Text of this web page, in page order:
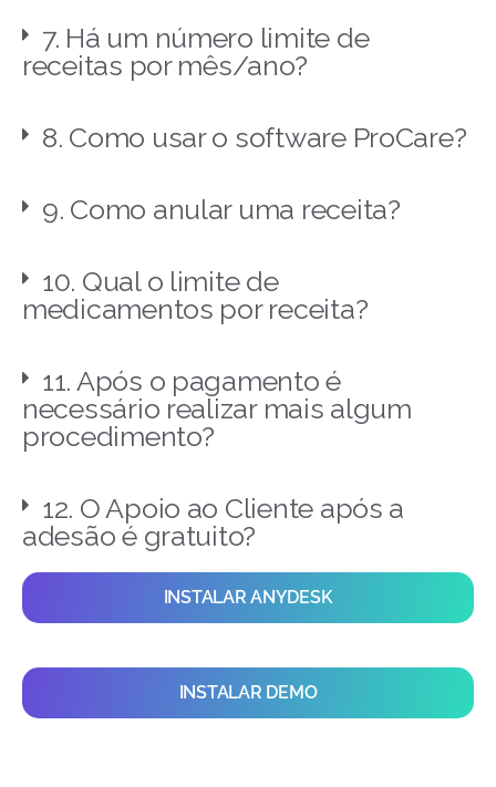
7. Há um número limite de
receitas por mês/ano?
8. Como usar o software ProCare?
9. Como anular uma receita?
10. Qual o limite de
medicamentos por receita?
11. Após o pagamento é
necessário realizar mais algum
procedimento?
12. O Apoio ao Cliente após a
adesão é gratuito?
INSTALAR ANYDESK
INSTALAR DEMO